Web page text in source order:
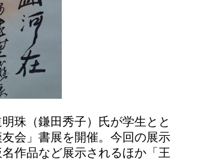
珠（鎌田秀子）氏が学生とと
会」書展を開催。今回の展示
作品など展示されるほか「王